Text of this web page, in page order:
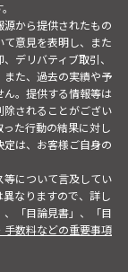
から提供されたもの
意見を表明し、また
デリバティブ取引、
た、過去の実績や予
。提供する情報等は
されることがござい
た行動の結果に対し
は、お客様ご自身の
について言及してい
なりますので、詳し
「目論見書」、「目
手数料などの重要事項